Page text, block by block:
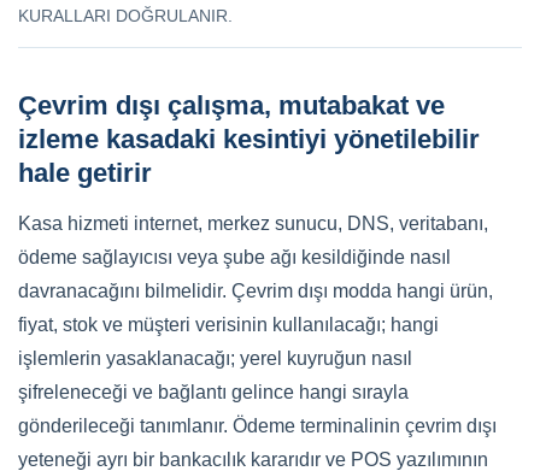
KURALLARI DOĞRULANIR.
Çevrim dışı çalışma, mutabakat ve
izleme kasadaki kesintiyi yönetilebilir
hale getirir
Kasa hizmeti internet, merkez sunucu, DNS, veritabanı,
ödeme sağlayıcısı veya şube ağı kesildiğinde nasıl
davranacağını bilmelidir. Çevrim dışı modda hangi ürün,
fiyat, stok ve müşteri verisinin kullanılacağı; hangi
işlemlerin yasaklanacağı; yerel kuyruğun nasıl
şifreleneceği ve bağlantı gelince hangi sırayla
gönderileceği tanımlanır. Ödeme terminalinin çevrim dışı
yeteneği ayrı bir bankacılık kararıdır ve POS yazılımının